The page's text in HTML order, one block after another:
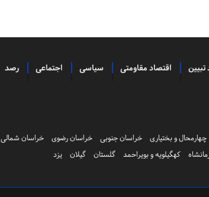
تبیین اقتصاد مقاومتی سیاسی اجتماعی رصد
چهارمحال و بختیاری خراسان جنوبی خراسان رضوی خراسان شمالی
کهگیلویه و بویراحمد گلستان گیلان یزد